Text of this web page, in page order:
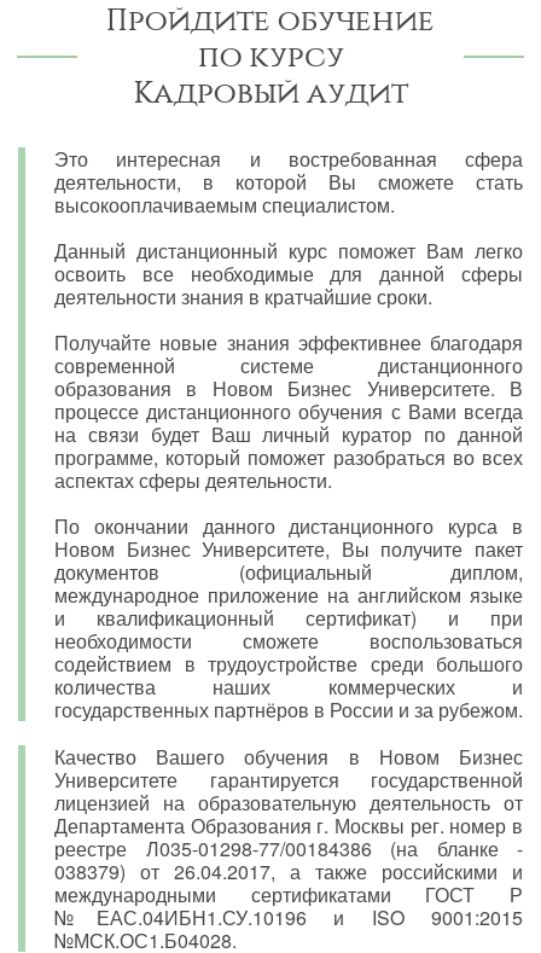
Пройдите обучение
по курсу
Кадровый аудит
Это интересная и востребованная сфера
деятельности, в которой Вы сможете стать
высокооплачиваемым специалистом.
Данный дистанционный курс поможет Вам легко
освоить все необходимые для данной сферы
деятельности знания в кратчайшие сроки.
Получайте новые знания эффективнее благодаря
современной системе дистанционного
образования в Новом Бизнес Университете. В
процессе дистанционного обучения с Вами всегда
на связи будет Ваш личный куратор по данной
программе, который поможет разобраться во всех
аспектах сферы деятельности.
По окончании данного дистанционного курса в
Новом Бизнес Университете, Вы получите пакет
документов (официальный диплом,
международное приложение на английском языке
и квалификационный сертификат) и при
необходимости сможете воспользоваться
содействием в трудоустройстве среди большого
количества наших коммерческих и
государственных партнёров в России и за рубежом.
Качество Вашего обучения в Новом Бизнес
Университете гарантируется государственной
лицензией на образовательную деятельность от
Департамента Образования г. Москвы рег. номер в
реестре Л035-01298-77/00184386 (на бланке -
038379) от 26.04.2017, а также российскими и
международными сертификатами ГОСТ Р
№ЕАС.04ИБН1.СУ.10196 и ISO 9001:2015
№МСК.ОС1.Б04028.